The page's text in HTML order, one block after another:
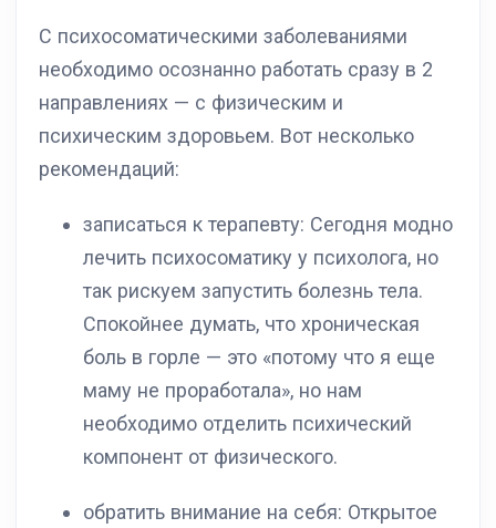
С психосоматическими заболеваниями
необходимо осознанно работать сразу в 2
направлениях — с физическим и
психическим здоровьем. Вот несколько
рекомендаций:
записаться к терапевту: Сегодня модно
лечить психосоматику у психолога, но
так рискуем запустить болезнь тела.
Спокойнее думать, что хроническая
боль в горле — это «потому что я еще
маму не проработала», но нам
необходимо отделить психический
компонент от физического.
обратить внимание на себя: Открытое